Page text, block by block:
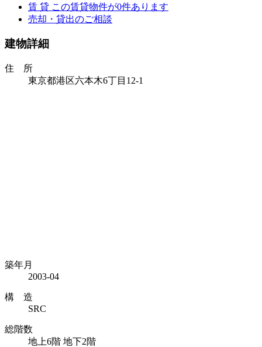
賃 貸 この賃貸物件が0件あります
売却・貸出のご相談
建物詳細
住 所
東京都港区六本木6丁目12-1
築年月
2003-04
構 造
SRC
総階数
地上6階 地下2階